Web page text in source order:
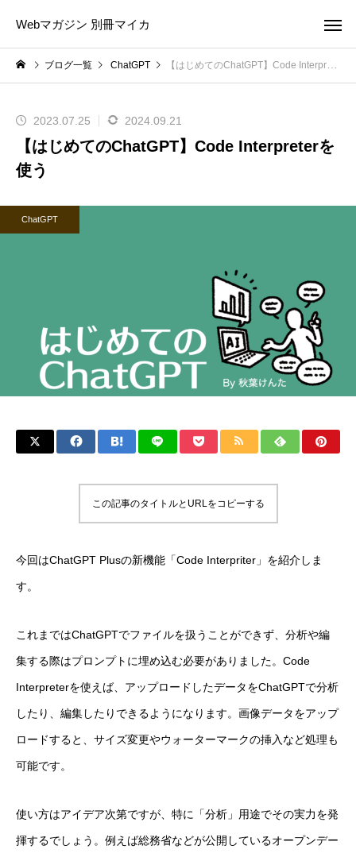
Webマガジン 別冊マイカ
ブログ一覧 ChatGPT 【はじめてのChatGPT】Code Interpreterを使う
2023.07.25 2024.09.21
【はじめてのChatGPT】Code Interpreterを
使う
ChatGPT
この記事のタイトルとURLをコピーする
今回はChatGPT Plusの新機能「Code Interpriter」を紹介しま
す。
これまではChatGPTでファイルを扱うことができず、分析や編
集する際はプロンプトに埋め込む必要がありました。Code
Interpreterを使えば、アップロードしたデータをChatGPTで分析
したり、編集したりできるようになります。画像データをアップ
ロードすると、サイズ変更やウォーターマークの挿入など処理も
可能です。
使い方はアイデア次第ですが、特に「分析」用途でその実力を発
揮するでしょう。例えば総務省などが公開しているオープンデー